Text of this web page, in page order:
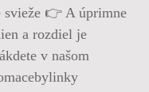
svieže 👉 A úprimne
a rozdiel je
v našom